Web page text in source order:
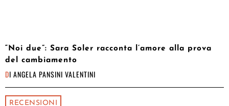
“Noi due”: Sara Soler racconta l’amore alla prova
del cambiamento
DI ANGELA PANSINI VALENTINI
RECENSIONI